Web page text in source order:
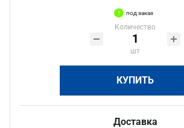
под заказ
Количество
шт
КУПИТЬ
Доставка